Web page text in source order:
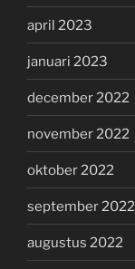
april 2023
januari 2023
december 2022
november 2022
oktober 2022
september 2022
augustus 2022